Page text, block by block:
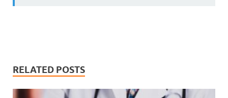
RELATED POSTS